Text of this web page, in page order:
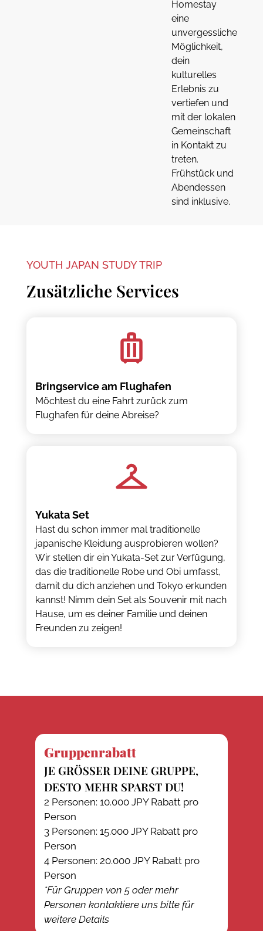
Homestay
eine
unvergessliche
Möglichkeit,
dein
kulturelles
Erlebnis zu
vertiefen und
mit der lokalen
Gemeinschaft
in Kontakt zu
treten.
Frühstück und
Abendessen
sind inklusive.
YOUTH JAPAN STUDY TRIP
Zusätzliche Services
Bringservice am Flughafen
Möchtest du eine Fahrt zurück zum
Flughafen für deine Abreise?
Yukata Set
Hast du schon immer mal traditionelle
japanische Kleidung ausprobieren wollen?
Wir stellen dir ein Yukata-Set zur Verfügung,
das die traditionelle Robe und Obi umfasst,
damit du dich anziehen und Tokyo erkunden
kannst! Nimm dein Set als Souvenir mit nach
Hause, um es deiner Familie und deinen
Freunden zu zeigen!
Gruppenrabatt
JE GRÖSSER DEINE GRUPPE, D
ESTO MEHR SPARST DU!
2 Personen: 10.000 JPY Rabatt pro
Person
3 Personen: 15.000 JPY Rabatt pro
Person
4 Personen: 20.000 JPY Rabatt pro
Person
*Für Gruppen von 5 oder mehr
Personen kontaktiere uns bitte für
weitere Details